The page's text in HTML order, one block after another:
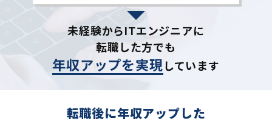
未経験からITエンジニアに
転職した方でも
年収アップを実現しています
転職後に年収アップした